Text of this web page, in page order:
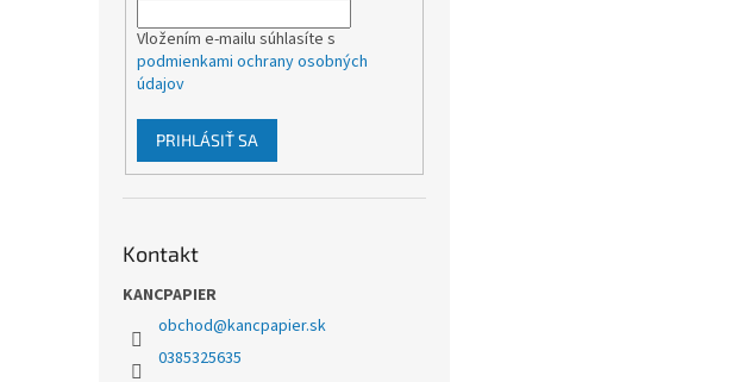
Vložením e-mailu súhlasíte s
podmienkami ochrany osobných
údajov
PRIHLÁSIŤ SA
Kontakt
KANCPAPIER
obchod@kancpapier.sk
0385325635